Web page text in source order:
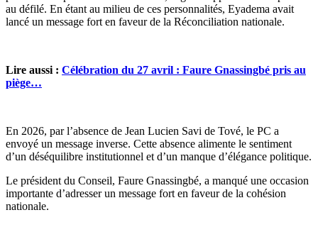
au défilé. En étant au milieu de ces personnalités, Eyadema avait
lancé un message fort en faveur de la Réconciliation nationale.
Lire aussi : Célébration du 27 avril : Faure Gnassingbé pris au
piège…
En 2026, par l’absence de Jean Lucien Savi de Tové, le PC a
envoyé un message inverse. Cette absence alimente le sentiment
d’un déséquilibre institutionnel et d’un manque d’élégance politique.
Le président du Conseil, Faure Gnassingbé, a manqué une occasion
importante d’adresser un message fort en faveur de la cohésion
nationale.